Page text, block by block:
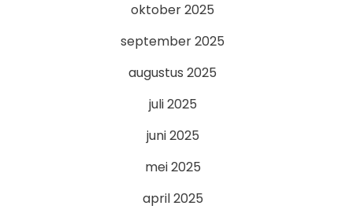
oktober 2025
september 2025
augustus 2025
juli 2025
juni 2025
mei 2025
april 2025